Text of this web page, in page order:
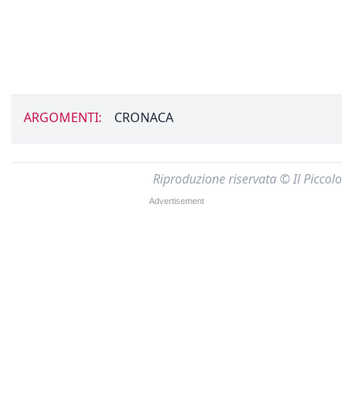
ARGOMENTI: CRONACA
Riproduzione riservata © Il Piccolo